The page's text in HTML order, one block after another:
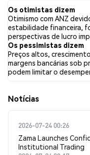
em todas as redes
0 artigos de notícias
apresentaram um
0.00% dos tweets com
100.00% dos tweets
sentimentos são
Os otimistas dizem
Otimismo com ANZ
estabilidade financeira,
perspectivas de lucro
Os pessimistas dizem
Preços altos,
margens bancárias sob
podem limitar o
​​Notícias​​
2026-07-24 00:26
Zama Launches
Institutional Trading